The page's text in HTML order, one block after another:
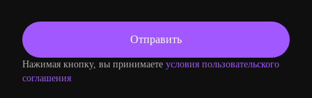
Нажимая кнопку, вы принимаете условия пользовательского
соглашения